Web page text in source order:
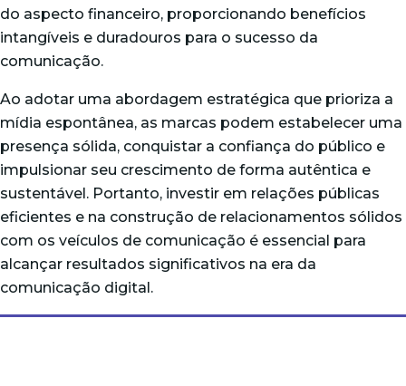
do aspecto financeiro, proporcionando benefícios
intangíveis e duradouros para o sucesso da
comunicação.
Ao adotar uma abordagem estratégica que prioriza a
mídia espontânea, as marcas podem estabelecer uma
presença sólida, conquistar a confiança do público e
impulsionar seu crescimento de forma autêntica e
sustentável. Portanto, investir em relações públicas
eficientes e na construção de relacionamentos sólidos
com os veículos de comunicação é essencial para
alcançar resultados significativos na era da
comunicação digital.